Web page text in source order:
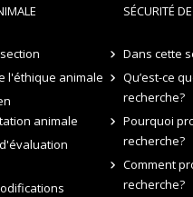
l'éthique animale
animale
SÉCURITÉ
Dans cette
Qu’est-ce
recherche?
Pourquoi
recherche?
Comment
recherche?